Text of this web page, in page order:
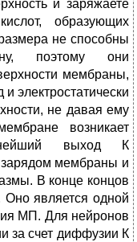
и заряжаете
образующих
не способны
поэтому они
мембраны,
электростатически
не давая ему
возникает
выход К
мембраны и
В конце концов
Оно является одной
МП. Для нейронов
за счет диффузии К